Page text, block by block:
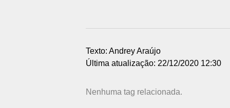
Texto: Andrey Araújo
Última atualização: 22/12/2020 12:30
Nenhuma tag relacionada.